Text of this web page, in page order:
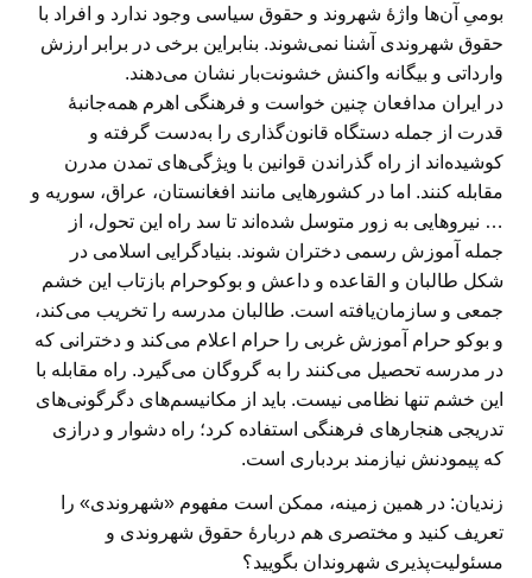
بومیِ آن‌ها واژهٔ شهروند و حقوق سیاسی وجود ندارد و افراد با
حقوق شهروندی آشنا نمی‌شوند. بنابراین برخی در برابر ارزش
وارداتی و بیگانه واکنش خشونت‌بار نشان می‌دهند.
در ایران مدافعان چنین خواست و فرهنگی اهرم همه‌جانبهٔ
قدرت از جمله دستگاه قانون‌گذاری را به‌دست گرفته‌ و
کوشیده‌اند از راه گذراندن قوانین با ویژگی‌های تمدن مدرن
مقابله کنند. اما در کشورهایی مانند افغانستان، عراق، سوریه و
… نیروهایی به زور متوسل شده‌اند تا سد راه این تحول، از
جمله آموزش رسمی دختران شوند. بنیاد‌گرایی اسلامی در
شکل طالبان و القاعده و داعش و بوکوحرام بازتاب این خشم
جمعی و سازمان‌یافته است. طالبان مدرسه را تخریب می‌کند،
و بوکو حرام آموزش غربی را حرام اعلام می‌کند و دخترانی که
در مدرسه تحصیل می‌کنند را به گروگان می‌گیرد. راه مقابله با
این خشم تنها نظامی نیست. باید از مکانیسم‌های دگرگونی‌های
تدریجی هنجارهای فرهنگی استفاده کرد؛ راه دشوار و درازی
که پیمودنش نیازمند بردباری است.
زندیان: در همین زمینه، ممکن است مفهوم «شهروندی» را
تعریف کنید و مختصری هم دربارهٔ حقوق شهروندی و
مسئولیت‌پذیری شهروندان بگویید؟